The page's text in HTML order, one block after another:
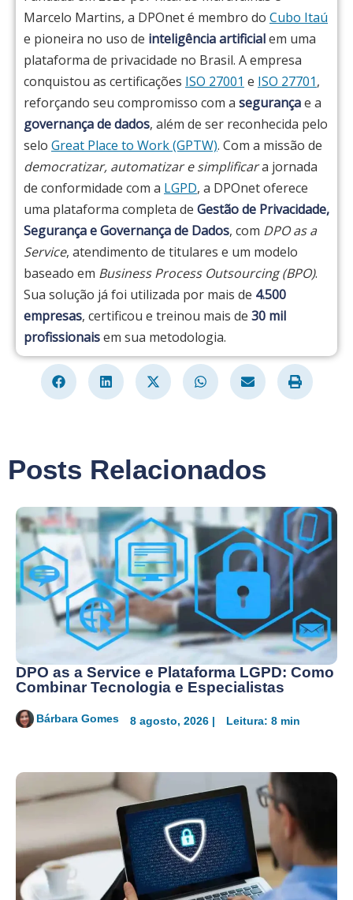
Marcelo Martins, a DPOnet é membro do Cubo Itaú
e pioneira no uso de inteligência artificialem uma
plataforma de privacidade no Brasil. A empresa
conquistou as certificações ISO 27001 e ISO 27701,
reforçando seu compromisso com a segurançae a
governança de dados, além de ser reconhecida pelo
selo Great Place to Work (GPTW). Com a missão de
democratizar, automatizar e simplificara jornada
de conformidade com a LGPD, a DPOnet oferece
uma plataforma completa de Gestão de Privacidade,
Segurança e Governança de Dados, com DPO as a
Service, atendimento de titulares e um modelo
baseado em Business Process Outsourcing (BPO).
Sua solução já foi utilizada por mais de 4.500
empresas, certificou e treinou mais de 30 mil
profissionaisem sua metodologia.
Posts Relacionados
DPO as a Service e Plataforma LGPD: Como
Combinar Tecnologia e Especialistas
Bárbara Gomes 8 agosto, 2026 | Leitura: 8 min